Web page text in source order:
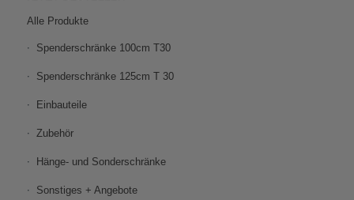
Alle Produkte
Spenderschränke 100cm T30
Spenderschränke 125cm T 30
Einbauteile
Zubehör
Hänge- und Sonderschränke
Sonstiges + Angebote